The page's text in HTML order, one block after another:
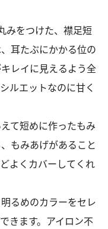
みをつけた、襟足短
耳たぶにかかる位の
レイに見えるよう全
ルエットなのに甘く
て短めに作ったもみ
もみあげがあること
よくカバーしてくれ
るめのカラーをセレ
きます。アイロン不